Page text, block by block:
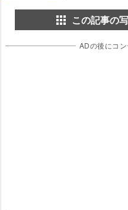
この記事の
ADの後にコ